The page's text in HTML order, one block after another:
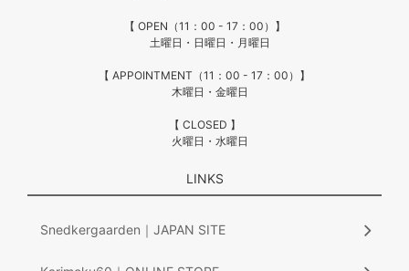
【 OPEN（11：00 - 17：00）】
土曜日・日曜日・月曜日
【 APPOINTMENT（11：00 - 17：00）】
木曜日・金曜日
【 CLOSED 】
火曜日・水曜日
LINKS
Snedkergaarden｜JAPAN SITE